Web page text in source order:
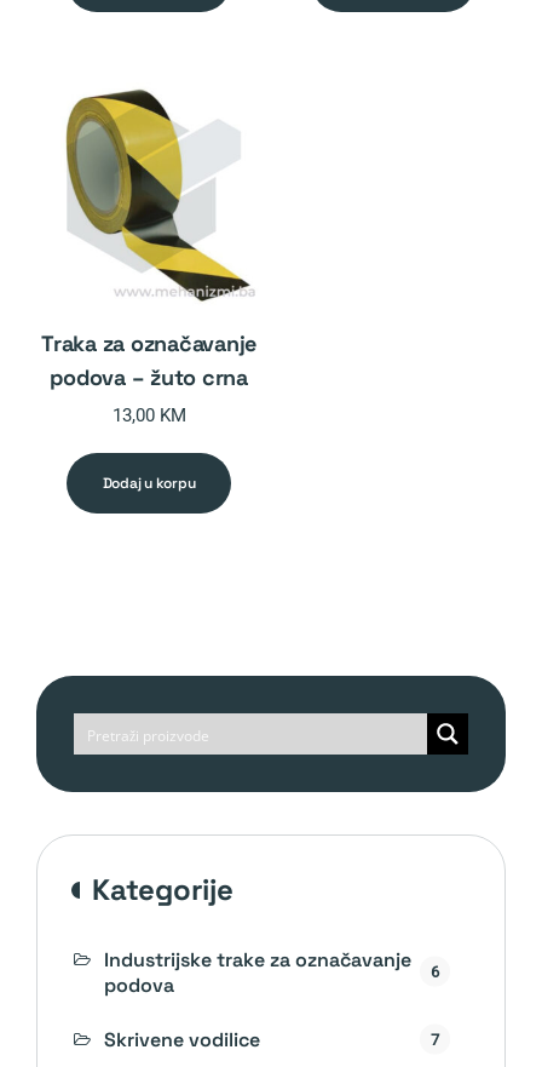
traka za označavanje
podova – žuto crna
13,00 KM
dodaj u korpu
kategorije
Industrijske trake za označavanje
podova
6
Skrivene vodilice 7